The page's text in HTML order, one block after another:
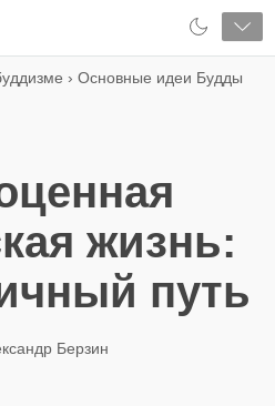
› Основные идеи Будды
жизнь:
путь
Берзин